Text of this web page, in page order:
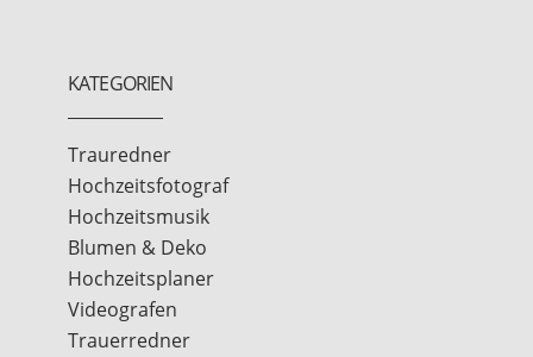
KATEGORIEN
Trauredner
Hochzeitsfotograf
Hochzeitsmusik
Blumen & Deko
Hochzeitsplaner
Videografen
Trauerredner